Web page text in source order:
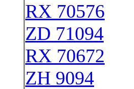
RX 70576
ZD 71094
RX 70672
ZH 9094